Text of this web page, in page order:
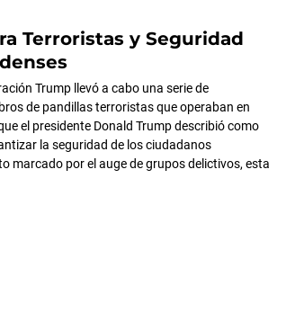
Terroristas y Seguridad
Trump llevó a cabo una serie de
de pandillas terroristas que operaban en
el presidente Donald Trump describió como
la seguridad de los ciudadanos
marcado por el auge de grupos delictivos, esta